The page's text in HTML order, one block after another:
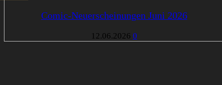
Comic-Neuerscheinungen Juni 2026
12.06.2026 0